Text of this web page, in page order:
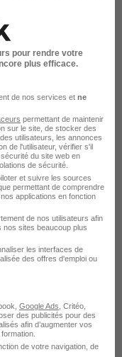
il y a 6 jours
-
Et-Vilaine
pour rendre votre
plus efficace.
de nos services et ne
permettant de maintenir
sur le site, de stocker des
utilisateurs, les annonces
de l'utilisateur, vérifier s'il
du site web en
de sécurité.
et suivre les sources
permettant de comprendre
applications en fonction
de nos utilisateurs afin
nos sites beaucoup plus
les interfaces de
des offres d'emploi ou
Google Ads , Critéo,
des publicités pour des
afin d’augmenter vos
de votre navigation, de